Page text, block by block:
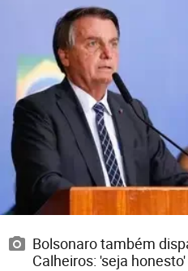
Bolsonaro também
Calheiros: 'seja honesto'